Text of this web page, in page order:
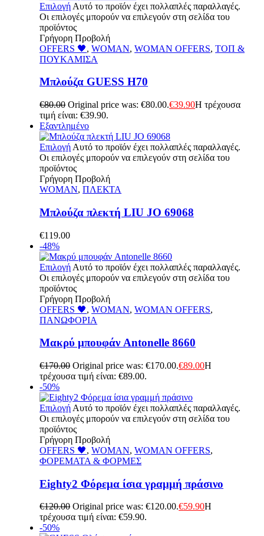
Επιλογή Αυτό το προϊόν έχει πολλαπλές παραλλαγές.
Οι επιλογές μπορούν να επιλεγούν στη σελίδα του
προϊόντος
Γρήγορη Προβολή
OFFERS 🖤,WOMAN,WOMAN OFFERS,ΤΟΠ &
ΠΟΥΚΑΜΙΣΑ
Μπλούζα GUESS H70
€80.00 Original price was: €80.00.€39.90Η τρέχουσα
τιμή είναι: €39.90.
Εξαντλημένο
Επιλογή Αυτό το προϊόν έχει πολλαπλές παραλλαγές.
Οι επιλογές μπορούν να επιλεγούν στη σελίδα του
προϊόντος
Γρήγορη Προβολή
WOMAN,ΠΛΕΚΤΑ
Μπλούζα πλεκτή LIU JO 69068
€119.00
-48%
Επιλογή Αυτό το προϊόν έχει πολλαπλές παραλλαγές.
Οι επιλογές μπορούν να επιλεγούν στη σελίδα του
προϊόντος
Γρήγορη Προβολή
OFFERS 🖤,WOMAN,WOMAN OFFERS,
ΠΑΝΩΦΟΡΙΑ
Μακρύ μπουφάν Antonelle 8660
€170.00 Original price was: €170.00.€89.00Η
τρέχουσα τιμή είναι: €89.00.
-50%
Επιλογή Αυτό το προϊόν έχει πολλαπλές παραλλαγές.
Οι επιλογές μπορούν να επιλεγούν στη σελίδα του
προϊόντος
Γρήγορη Προβολή
OFFERS 🖤,WOMAN,WOMAN OFFERS,
ΦΟΡΕΜΑΤΑ & ΦΟΡΜΕΣ
Eighty2 Φόρεμα ίσια γραμμή πράσινο
€120.00 Original price was: €120.00.€59.90Η
τρέχουσα τιμή είναι: €59.90.
-50%